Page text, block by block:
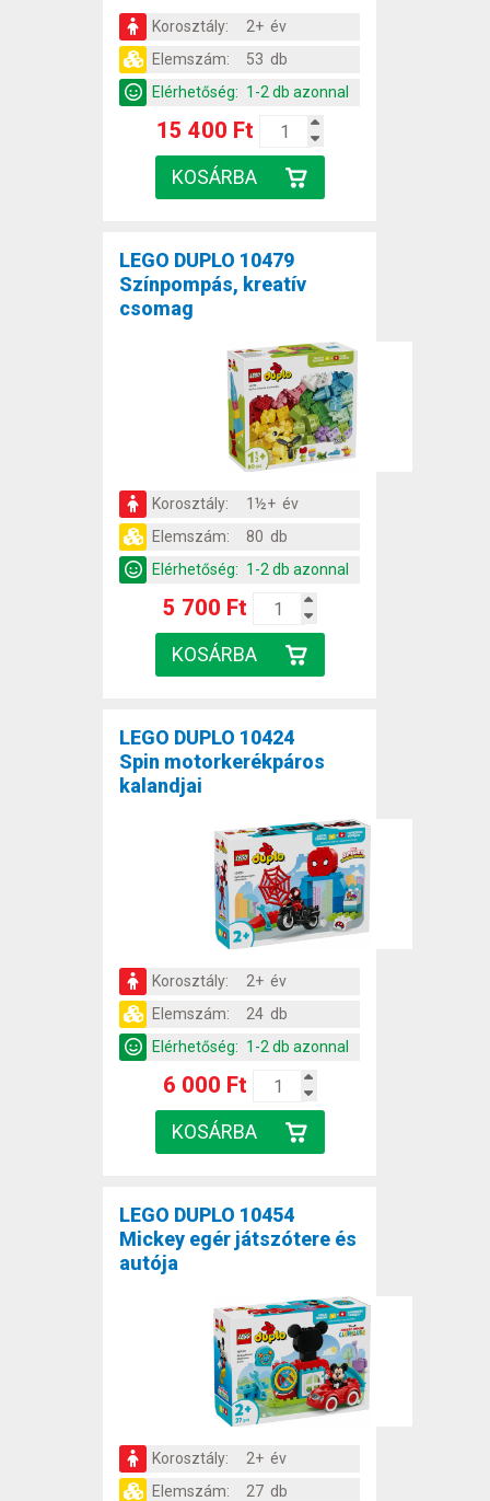
Korosztály:
2+ év
Elemszám:
53 db
Elérhetőség: 1-2 db azonnal
15 400 Ft
LEGO DUPLO 10479
Színpompás, kreatív
csomag
Korosztály:
1½+ év
Elemszám:
80 db
Elérhetőség: 1-2 db azonnal
5 700 Ft
LEGO DUPLO 10424
Spin motorkerékpáros
kalandjai
Korosztály:
2+ év
Elemszám:
24 db
Elérhetőség: 1-2 db azonnal
6 000 Ft
LEGO DUPLO 10454
Mickey egér játszótere és
autója
Korosztály:
2+ év
Elemszám:
27 db